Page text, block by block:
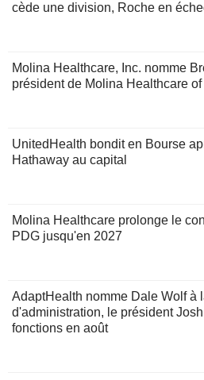
cède une division, Roche en
Molina Healthcare, Inc. nomme
président de Molina Healthcare
UnitedHealth bondit en Bourse
Hathaway au capital
Molina Healthcare prolonge le
PDG jusqu'en 2027
AdaptHealth nomme Dale Wolf à
d'administration, le président
fonctions en août